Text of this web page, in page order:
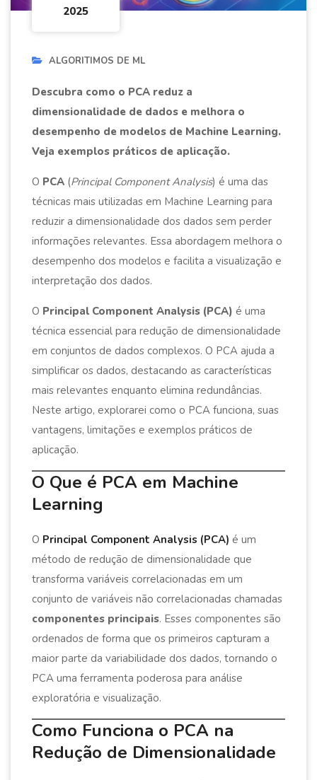
2025
ALGORITIMOS DE ML
Descubra como o PCA reduz a
dimensionalidade de dados e melhora o
desempenho de modelos de Machine Learning.
Veja exemplos práticos de aplicação.
O PCA (Principal Component Analysis) é uma das
técnicas mais utilizadas em Machine Learning para
reduzir a dimensionalidade dos dados sem perder
informações relevantes. Essa abordagem melhora o
desempenho dos modelos e facilita a visualização e
interpretação dos dados.
O Principal Component Analysis (PCA) é uma
técnica essencial para redução de dimensionalidade
em conjuntos de dados complexos. O PCA ajuda a
simplificar os dados, destacando as características
mais relevantes enquanto elimina redundâncias.
Neste artigo, explorarei como o PCA funciona, suas
vantagens, limitações e exemplos práticos de
aplicação.
O Que é PCA em Machine
Learning
O Principal Component Analysis (PCA) é um
método de redução de dimensionalidade que
transforma variáveis correlacionadas em um
conjunto de variáveis não correlacionadas chamadas
componentes principais. Esses componentes são
ordenados de forma que os primeiros capturam a
maior parte da variabilidade dos dados, tornando o
PCA uma ferramenta poderosa para análise
exploratória e visualização.
Como Funciona o PCA na
Redução de Dimensionalidade